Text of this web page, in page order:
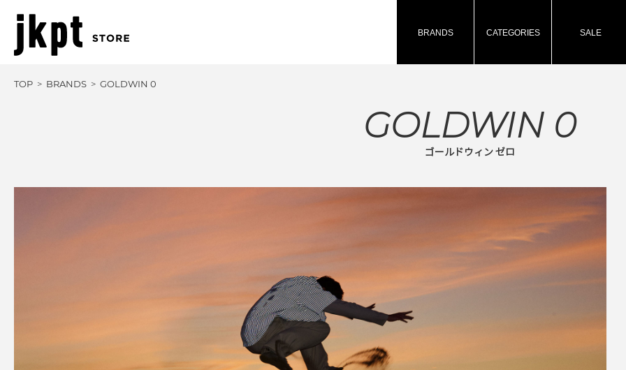
BRANDS CATEGORIES SALE
TOP BRANDS GOLDWIN 0
GOLDWIN 0
ゴールドウィン ゼロ